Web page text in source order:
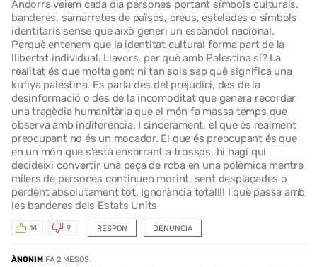
Andorra veiem cada dia persones portant símbols culturals,
banderes, samarretes de països, creus, estelades o símbols
identitaris sense que això generi un escàndol nacional.
Perquè entenem que la identitat cultural forma part de la
llibertat individual. Llavors, per què amb Palestina sí? La
realitat és que molta gent ni tan sols sap què significa una
kufiya palestina. Es parla des del prejudici, des de la
desinformació o des de la incomoditat que genera recordar
una tragèdia humanitària que el món fa massa temps que
observa amb indiferència. I sincerament, el que és realment
preocupant no és un mocador. El que és preocupant és que
en un món que s’està ensorrant a trossos, hi hagi qui
decideixi convertir una peça de roba en una polèmica mentre
milers de persones continuen morint, sent desplaçades o
perdent absolutament tot. Ignorància total!!! I què passa amb
les banderes dels Estats Units
RESPON
14 9 DENUNCIA
ÀNONIM FA 2 MESOS